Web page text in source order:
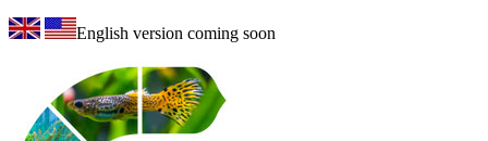
English version coming soon